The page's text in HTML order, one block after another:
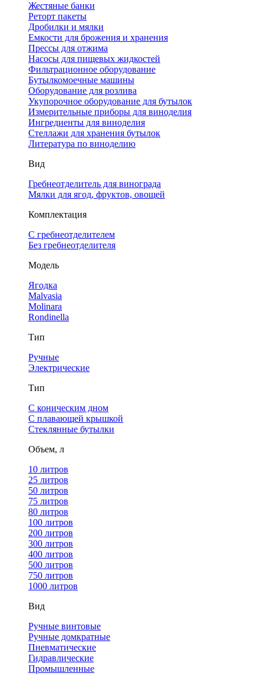
Жестяные банки
Реторт пакеты
Дробилки и мялки
Емкости для брожения и хранения
Прессы для отжима
Насосы для пищевых жидкостей
Фильтрационное оборудование
Бутылкомоечные машины
Оборудование для розлива
Укупорочное оборудование для бутылок
Измерительные приборы для виноделия
Ингредиенты для виноделия
Стеллажи для хранения бутылок
Литература по виноделию
Вид
Гребнеотделитель для винограда
Мялки для ягод, фруктов, овощей
Комплектация
С гребнеотделителем
Без гребнеотделителя
Модель
Ягодка
Malvasia
Molinara
Rondinella
Тип
Ручные
Электрические
Тип
С коническим дном
С плавающей крышкой
Стеклянные бутылки
Объем, л
10 литров
25 литров
50 литров
75 литров
80 литров
100 литров
200 литров
300 литров
400 литров
500 литров
750 литров
1000 литров
Вид
Ручные винтовые
Ручные домкратные
Пневматические
Гидравлические
Промышленные